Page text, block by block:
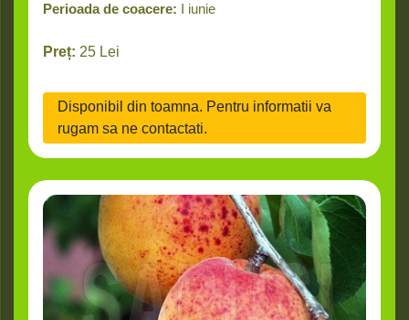
Perioada de coacere: I iunie
Preț: 25 Lei
Disponibil din toamna. Pentru informatii va
rugam sa ne contactati.